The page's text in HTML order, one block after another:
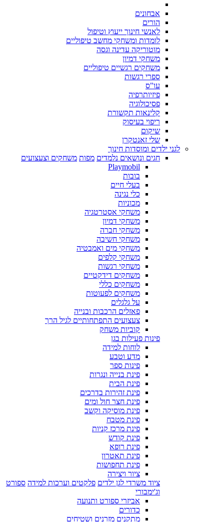
אבחונים
הורים
לאנשי חינוך ייעוץ וטיפול
לומדות ומשחקי מחשב טיפוליים
מוטוריקה עדינה וגסה
משחקי דמיון
משחקים רגשיים טיפוליים
ספרי רגשות
עו"ס
פיזיותרפיה
פסיכולוגיה
קלינאות תקשורת
ריפוי בעיסוק
שיקום
שלי זאנטקרן
לגני ילדים ומוסדות חינוך
חגים ונושאים נלמדים מפות משחקים וצעצועים
Playmobil
בובות
בעלי חיים
כלי נגינה
מכוניות
משחקי אסטרטגיה
משחקי דמיון
משחקי חברה
משחקי חשיבה
משחקי מים ואמבטיה
משחקי קלפים
משחקי רגשות
משחקים דידקטיים
משחקים כללי
משחקים לפעוטות
על גלגלים
פאזלים הרכבות ובנייה
צעצועים התפתחותיים לגיל הרך
קוביות משחק
פינות פעילות בגן
לוחות למידה
מדע וטבע
פינות ספר
פינת בנייה ונגרות
פינת הבית
פינת זהירות בדרכים
פינת חצר חול ומים
פינת מוסיקה וקשב
פינת מטבח
פינת מרכז קניות
פינת קודש
פינת רופא
פינת תאטרון
פינת תחפושות
ציור ויצירה
ציוד משרדי לגן ילדים פלקטים וערכות למידה ספורט
וג'ימבורי
אביזרי ספורט ותנועה
כדורים
מתקנים מזרנים ושטיחים